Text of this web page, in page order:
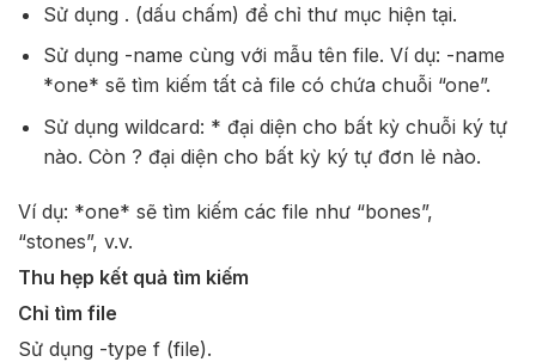
Sử dụng . (dấu chấm) để chỉ thư mục hiện tại.
Sử dụng -name cùng với mẫu tên file. Ví dụ: -name
*one* sẽ tìm kiếm tất cả file có chứa chuỗi “one”.
Sử dụng wildcard: * đại diện cho bất kỳ chuỗi ký tự
nào. Còn ? đại diện cho bất kỳ ký tự đơn lẻ nào.
Ví dụ: *one* sẽ tìm kiếm các file như “bones”,
“stones”, v.v.
Thu hẹp kết quả tìm kiếm
Chỉ tìm file
Sử dụng -type f (file).